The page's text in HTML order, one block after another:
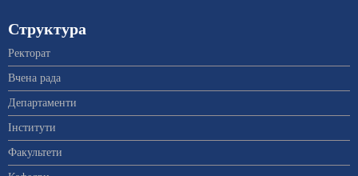
Структура
Ректорат
Вчена рада
Департаменти
Інститути
Факультети